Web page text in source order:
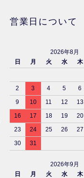
営業日について
2026年8月
日
月 火 水 木
2
3 4 5 6
9
10 11 12 13
16
17 18 19 20
23
24 25 26 27
30
31
2026年9月
日
月 火 水 木